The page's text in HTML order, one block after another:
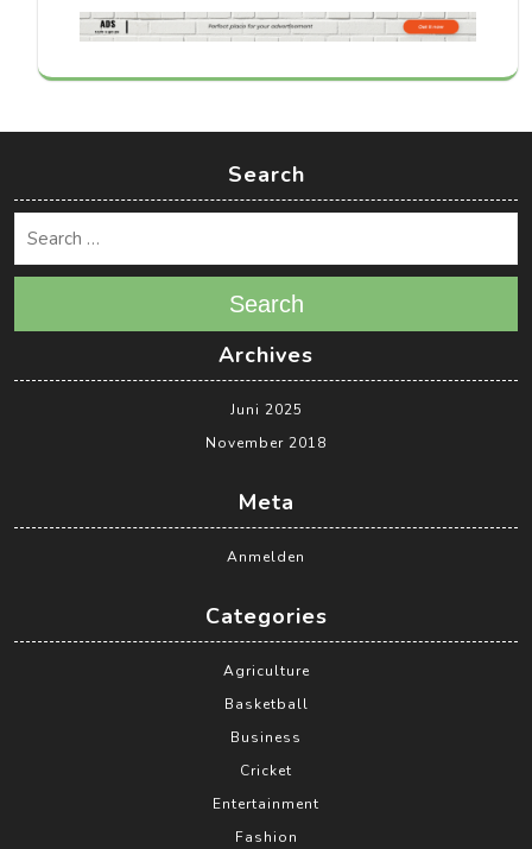
Search
Search
Archives
Juni 2025
November 2018
Meta
Anmelden
Categories
Agriculture
Basketball
Business
Cricket
Entertainment
Fashion